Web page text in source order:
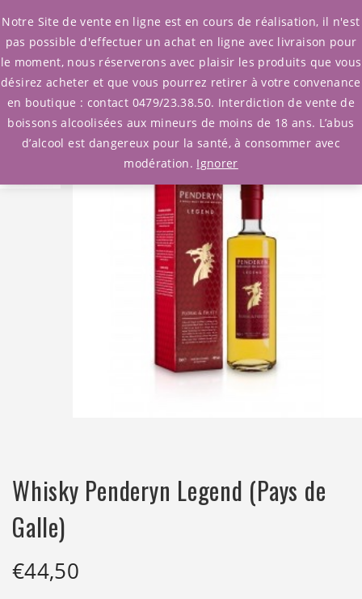
0
Accueil/Whisky /Pays de Galles
/ Whisky Penderyn Legend (Pays de Galle)
Whisky Penderyn Legend (Pays de
Galle)
€44,50
Notre Site de vente en ligne est en cours de réalisation, il n'est
pas possible d'effectuer un achat en ligne avec livraison pour
le moment, nous réserverons avec plaisir les produits que vous
désirez acheter et que vous pourrez retirer à votre convenance
en boutique : contact 0479/23.38.50. Interdiction de vente de
boissons alcoolisées aux mineurs de moins de 18 ans. L’abus
d’alcool est dangereux pour la santé, à consommer avec
modération. Ignorer